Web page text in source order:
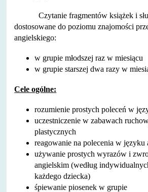
Czytanie fragmentów książek i
dostosowane do poziomu znajomości
angielskiego:
w grupie młodszej raz w miesiącu
w grupie starszej dwa razy w
Cele ogólne:
rozumienie prostych poleceń w
uczestniczenie w zabawach
plastycznych
reagowanie na polecenia w języku
używanie prostych wyrazów i
angielskim (według
każdego dziecka)
śpiewanie piosenek w grupie